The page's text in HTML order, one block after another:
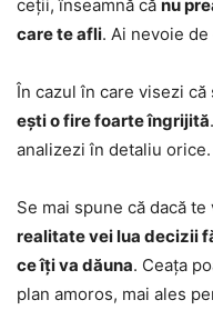
ceții, înseamnă că nu
care te afli. Ai nevoie
În cazul în care visezi
ești o fire foarte îngrijită
analizezi în detaliu orice.
Se mai spune că dacă
realitate vei lua decizii
ce îți va dăuna. Ceața
plan amoros, mai ales